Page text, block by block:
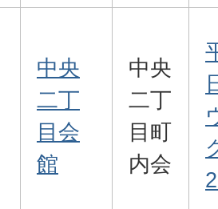
中央
二丁
目会
館
中央
二丁
目町
内会